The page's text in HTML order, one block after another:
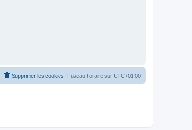
Fuseau horaire sur UTC+01:00
Supprimer les cookies